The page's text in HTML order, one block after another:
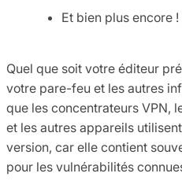
Et bien plus encore !
Quel que soit votre éditeur
votre pare-feu et les autres
que les concentrateurs VPN,
et les autres appareils
version, car elle contient
pour les vulnérabilités